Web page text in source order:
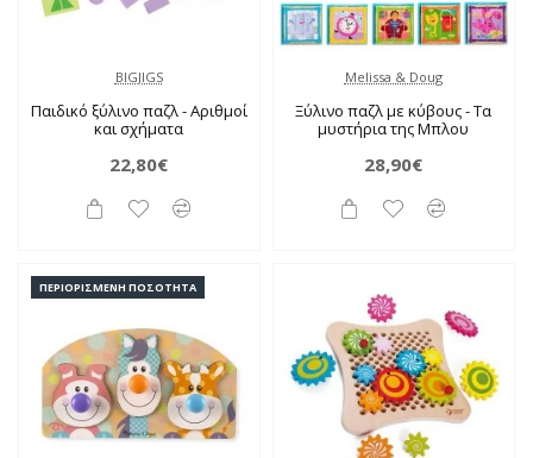
BIGJIGS
Παιδικό ξύλινο παζλ - Αριθμοί
και σχήματα
22,80€
Melissa & Doug
Ξύλινο παζλ με κύβους - Τα
μυστήρια της Μπλου
28,90€
ΠΕΡΙΟΡΙΣΜΈΝΗ ΠΟΣΌΤΗΤΑ